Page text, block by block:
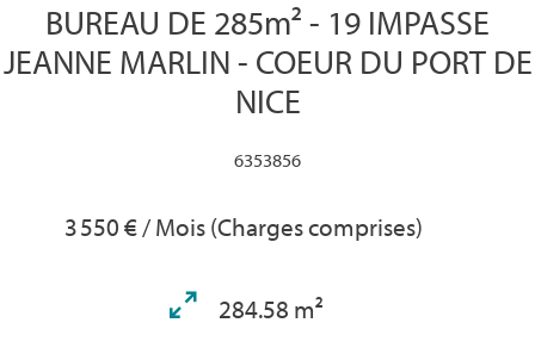
BUREAU DE 285m² - 19 IMPASSE
JEANNE MARLIN - COEUR DU PORT DE
NICE
6353856
3 550 € / Mois (Charges comprises)
284.58 m²